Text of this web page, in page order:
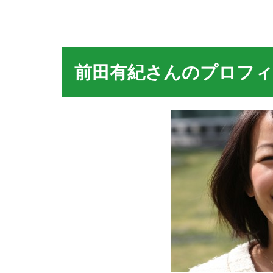
前田有紀さんのプロフ